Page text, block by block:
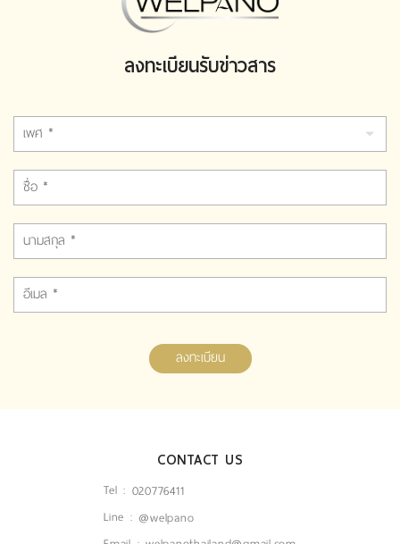
ลงทะเบียนรับข่าวสาร
ลงทะเบียน
CONTACT US
Tel : 020776411
Line : @welpano